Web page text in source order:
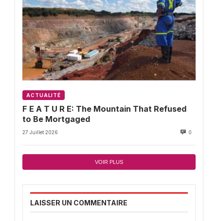
ACTUALITÉ
F E A T U R E: The Mountain That Refused
to Be Mortgaged
27 Juillet 2026 0
VOIR PLUS
LAISSER UN COMMENTAIRE